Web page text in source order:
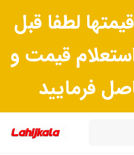
لطفا قبل
قیمت و
فرمایید